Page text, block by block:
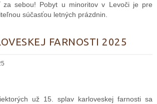
za sebou! Pobyt u minoritov v Levoči je pre
súčasťou letných prázdnin.
FARNOSTI 2025
už 15. splav karloveskej farnosti sa